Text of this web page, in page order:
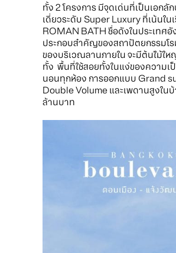
ทั้ง 2 โครงการ มีจุดเด่นที่เป็นเอก
เดี่ยวระดับ Super Luxury ที่เน้นใ
ROMAN BATH ชื่อดังในประเทศ
ประกอบสำคัญของสถาปัตยกรรมโ
ของบริเวณลานภายใน จะมีต้นไม้ใ
ทั้ง พื้นที่ใช้สอยทั้งในแง่ของความ
นอนทุกห้อง การออกแบบ Grand
Double Volume และเพดานสูงใน
ล้านบาท